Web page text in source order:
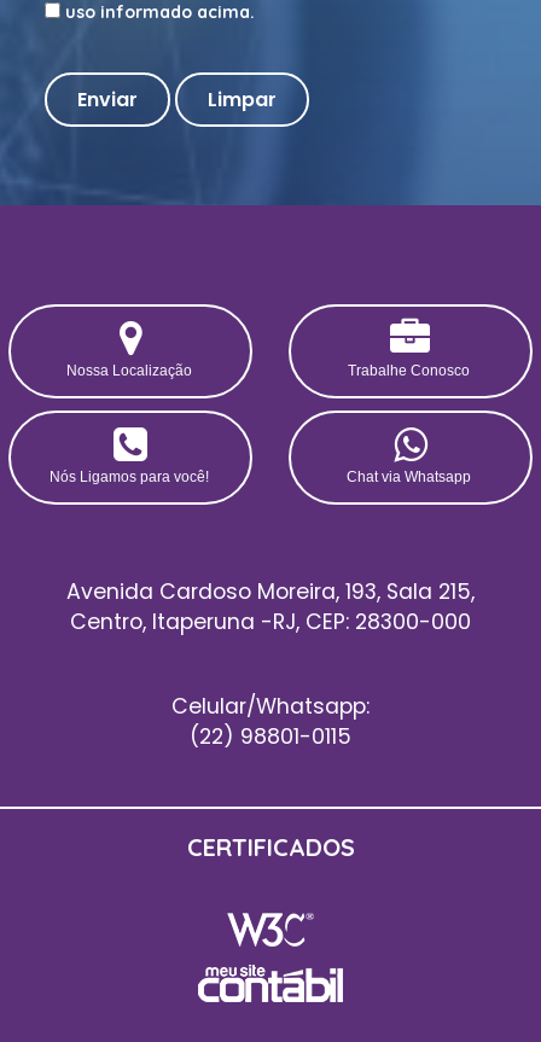
uso informado acima.
Nossa Localização Trabalhe Conosco
Nós Ligamos para você! Chat via Whatsapp
Avenida Cardoso Moreira, 193, Sala 215,
Centro, Itaperuna -RJ, CEP: 28300-000
Celular/Whatsapp:
(22) 98801-0115
CERTIFICADOS